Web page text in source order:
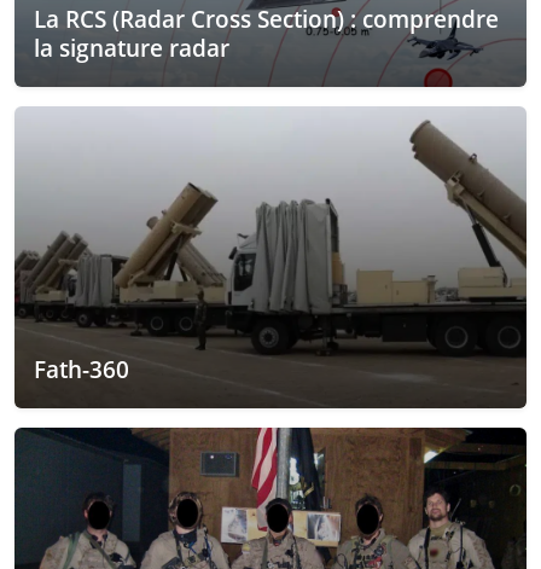
La RCS (Radar Cross Section) : comprendre
la signature radar
Fath-360